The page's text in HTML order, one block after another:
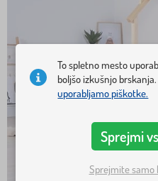
To spletno mesto
boljšo izkušnjo
uporabljamo piškotke.
Sprejmi
Sprejmite samo